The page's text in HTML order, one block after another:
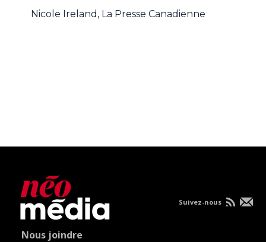
Nicole Ireland, La Presse Canadienne
Nous joindre
Suivez-nous